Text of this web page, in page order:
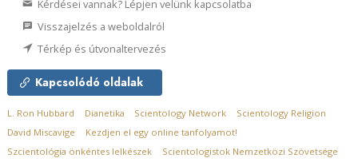
Kérdései vannak? Lépjen velünk kapcsolatba
Visszajelzés a weboldalról
Térkép és útvonaltervezés
Kapcsolódó oldalak
L. Ron Hubbard Dianetika Scientology Network
Scientology Religion
David Miscavige
Kezdjen el egy online tanfolyamot!
Szcientológia önkéntes lelkészek
Scientologistok Nemzetközi Szövetsége